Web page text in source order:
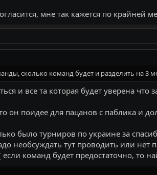
мне так кажется по крайней
сколько команд будет и разделить на 3
и все та которая будет уверена что
он поидее для пацанов с паблика и
было турниров по украине за
необсуждать тут проводить или
если команд будет предостаточно, то